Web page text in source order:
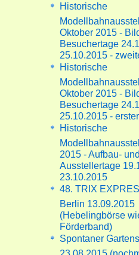
Historische
Oktober 2015 -
Besuchertage
25.10.2015 -
Historische
Oktober 2015 -
Besuchertage
25.10.2015 -
Historische
2015 - Aufbau- und
Ausstellertage
23.10.2015
48. TRIX
Berlin 13.09.2015
(Hebelingbörse
Förderband)
Spontaner
23.08.2015